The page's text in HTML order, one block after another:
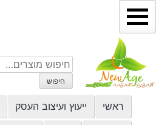
דילוג
לתוכן
חיפוש
עבור:
חיפוש
ראשי ייעוץ ועיצוב העסק